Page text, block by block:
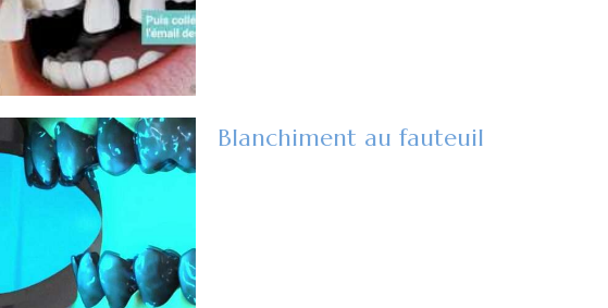
Blanchiment au fauteuil